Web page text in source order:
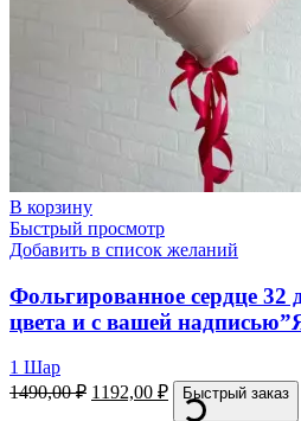
В корзину
Быстрый просмотр
Добавить в список желаний
Фольгированное сердце 32
цвета и с вашей
1 Шар
1490,00₽ 1192,00 ₽ Быстрый заказ